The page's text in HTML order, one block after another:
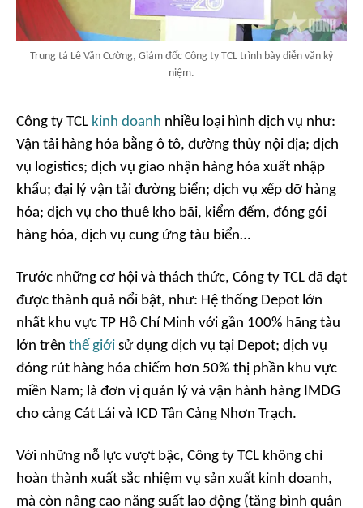
Trung tá Lê Văn Cường, Giám đốc Công ty TCL trình bày diễn văn kỷ
niệm.
Công ty TCL kinh doanh nhiều loại hình dịch vụ như:
Vận tải hàng hóa bằng ô tô, đường thủy nội địa; dịch
vụ logistics; dịch vụ giao nhận hàng hóa xuất nhập
khẩu; đại lý vận tải đường biển; dịch vụ xếp dỡ hàng
hóa; dịch vụ cho thuê kho bãi, kiểm đếm, đóng gói
hàng hóa, dịch vụ cung ứng tàu biển…
Trước những cơ hội và thách thức, Công ty TCL đã đạt
được thành quả nổi bật, như: Hệ thống Depot lớn
nhất khu vực TP Hồ Chí Minh với gần 100% hãng tàu
lớn trên thế giới sử dụng dịch vụ tại Depot; dịch vụ
đóng rút hàng hóa chiếm hơn 50% thị phần khu vực
miền Nam; là đơn vị quản lý và vận hành hàng IMDG
cho cảng Cát Lái và ICD Tân Cảng Nhơn Trạch.
Với những nỗ lực vượt bậc, Công ty TCL không chỉ
hoàn thành xuất sắc nhiệm vụ sản xuất kinh doanh,
mà còn nâng cao năng suất lao động (tăng bình quân